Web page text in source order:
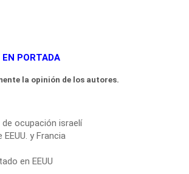
EN PORTADA
la opinión de los autores.
ocupación israelí
y Francia
en EEUU